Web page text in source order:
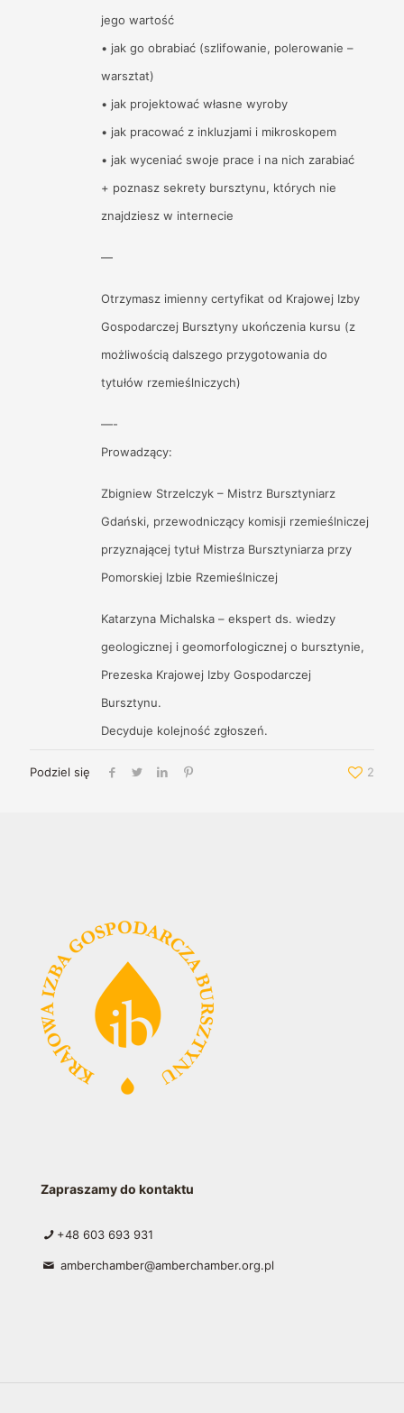
jego wartość
• jak go obrabiać (szlifowanie, polerowanie –
warsztat)
• jak projektować własne wyroby
• jak pracować z inkluzjami i mikroskopem
• jak wyceniać swoje prace i na nich zarabiać
+ poznasz sekrety bursztynu, których nie
znajdziesz w internecie
—
Otrzymasz imienny certyfikat od Krajowej Izby
Gospodarczej Bursztyny ukończenia kursu (z
możliwością dalszego przygotowania do
tytułów rzemieślniczych)
—-
Prowadzący:
Zbigniew Strzelczyk – Mistrz Bursztyniarz
Gdański, przewodniczący komisji rzemieślniczej
przyznającej tytuł Mistrza Bursztyniarza przy
Pomorskiej Izbie Rzemieślniczej
Katarzyna Michalska – ekspert ds. wiedzy
geologicznej i geomorfologicznej o bursztynie,
Prezeska Krajowej Izby Gospodarczej
Bursztynu.
Decyduje kolejność zgłoszeń.
Podziel się 2
Zapraszamy do kontaktu
+48 603 693 931
amberchamber@amberchamber.org.pl